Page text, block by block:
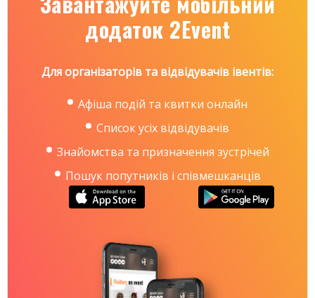
Увидеть, как проходили мероприятия прошлых
годов вы можете по ссылке:
https://www.facebook.com/events/1444031775669083/
додаток 2Event
Для організаторів та відвідувачів івентів:
Афіша подій та квитки онлайн
Список усіх відвідувачів
Знайомства та призначення зустрічей
Пошук попутників і співмешканців